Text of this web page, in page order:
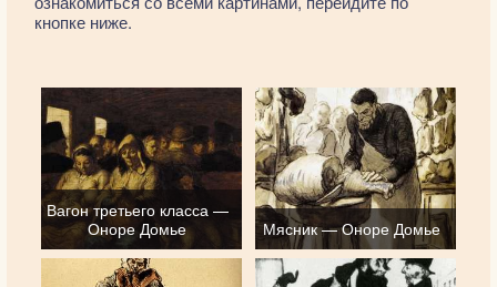
кнопке ниже.
Вагон третьего класса —
Оноре Домье
Мясник — Оноре Домье